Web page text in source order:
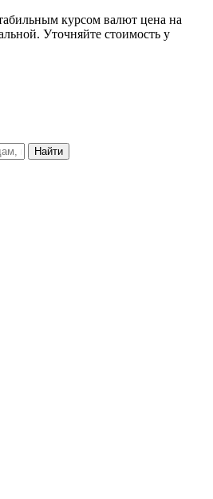
курсом валют цена на
Уточняйте стоимость у